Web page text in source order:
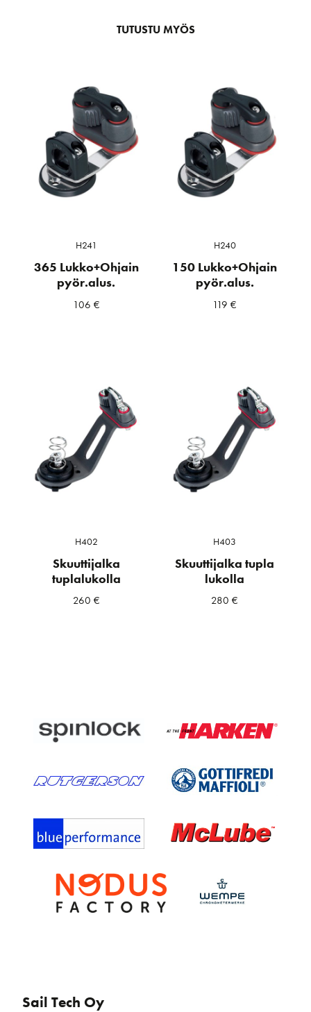
TUTUSTU MYÖS
H241
365 Lukko+Ohjain
pyör.alus.
106 €
H240
150 Lukko+Ohjain
pyör.alus.
119€
H402
Skuuttijalka
tuplalukolla
260 €
H403
Skuuttijalka tupla
lukolla
280€
Sail Tech Oy